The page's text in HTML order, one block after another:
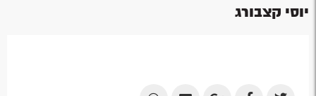
יוסי קצבורג